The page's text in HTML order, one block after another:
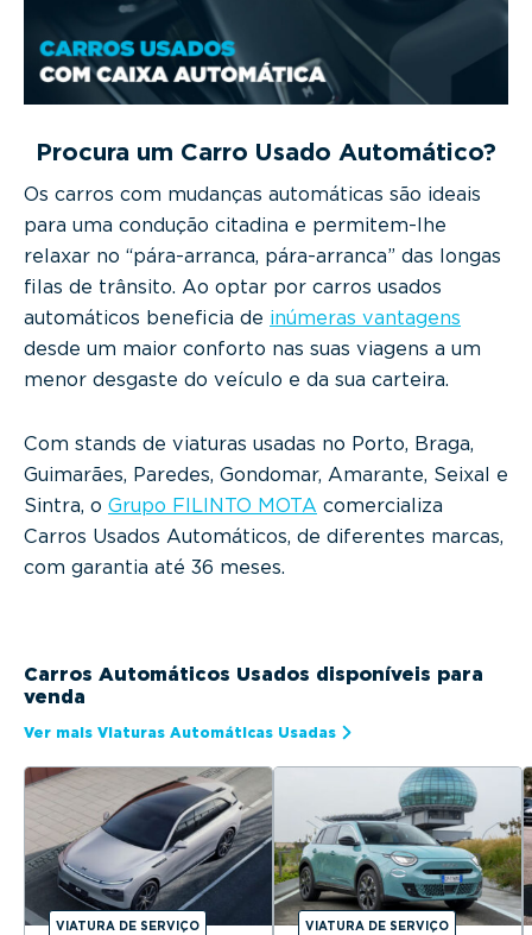
i
o
n
Procura um Carro Usado Automático?
Os carros com mudanças automáticas são ideais
para uma condução citadina e permitem-lhe
relaxar no “pára-arranca, pára-arranca” das longas
filas de trânsito. Ao optar por carros usados
automáticos beneficia de inúmeras vantagens
desde um maior conforto nas suas viagens a um
menor desgaste do veículo e da sua carteira.
Com stands de viaturas usadas no Porto, Braga,
Guimarães, Paredes, Gondomar, Amarante, Seixal e
Sintra, o Grupo FILINTO MOTA comercializa
Carros Usados Automáticos, de diferentes marcas,
com garantia até 36 meses.
Carros Automáticos Usados disponíveis para
venda
Ver mais Viaturas Automáticas Usadas
VIATURA DE SERVIÇO VIATURA DE SERVIÇO